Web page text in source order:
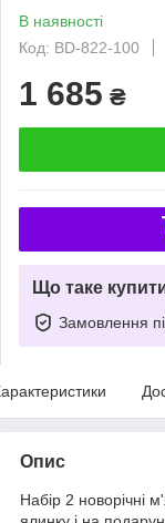
В наявності
Код: BD-822-100
1 685 ₴
Що таке
Замовлення
Опис
Набір 2 новорічні